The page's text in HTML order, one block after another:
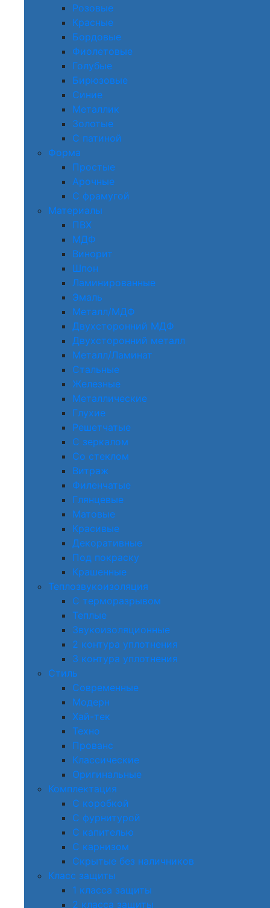
Розовые
Красные
Бордовые
Фиолетовые
Голубые
Бирюзовые
Синие
Металлик
Золотые
С патиной
Форма
Простые
Арочные
С фрамугой
Материалы
ПВХ
МДФ
Винорит
Шпон
Ламинированные
Эмаль
Металл/МДФ
Двухсторонний МДФ
Двухсторонний металл
Металл/Ламинат
Стальные
Железные
Металлические
Глухие
Решетчатые
С зеркалом
Со стеклом
Витраж
Филенчатые
Глянцевые
Матовые
Красивые
Декоративные
Под покраску
Крашенные
Теплозвукоизоляция
С терморазрывом
Теплые
Звукоизоляционные
2 контура уплотнения
3 контура уплотнения
Стиль
Современные
Модерн
Хай-тек
Техно
Прованс
Классические
Оригинальные
Комплектация
С коробкой
С фурнитурой
С капителью
С карнизом
Скрытые без наличников
Класс защиты
1 класса защиты
2 класса защиты